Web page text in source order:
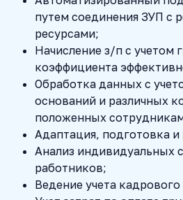
путем соединения ЗУП с
ресурсами;
Начисление з/п с учетом
коэффициента
Обработка данных с
оснований и различных
положенных
Адаптация, подготовка
Анализ индивидуальных
работников;
Ведение учета кадрового